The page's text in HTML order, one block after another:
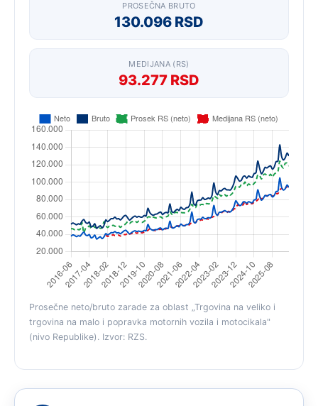
PROSEČNA BRUTO
130.096 RSD
MEDIJANA (RS)
93.277 RSD
Prosečne neto/bruto zarade za oblast „Trgovina na veliko i
trgovina na malo i popravka motornih vozila i motocikala"
(nivo Republike). Izvor: RZS.